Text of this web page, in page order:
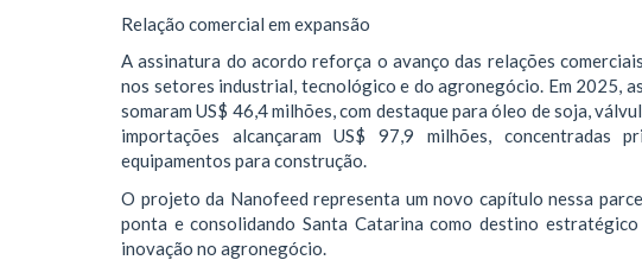
Relação comercial em expansão
A assinatura do acordo reforça o avanço das relações
nos setores industrial, tecnológico e do agronegócio. Em 2025,
somaram US$ 46,4 milhões, com destaque para óleo de soja,
importações alcançaram US$ 97,9 milhões, concentradas
equipamentos para construção.
O projeto da Nanofeed representa um novo capítulo nessa
ponta e consolidando Santa Catarina como destino
inovação no agronegócio.